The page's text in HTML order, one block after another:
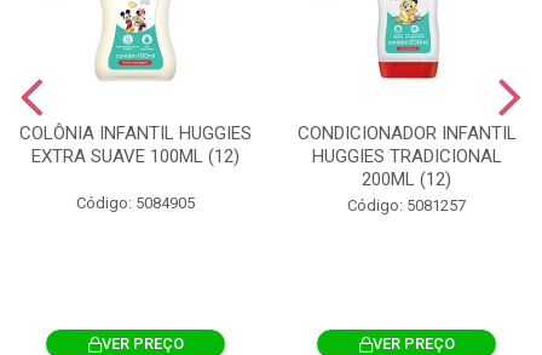
COLÔNIA INFANTIL HUGGIES
EXTRA SUAVE 100ML (12)
Código: 5084905
VER PREÇO
CONDICIONADOR INFANTIL
HUGGIES TRADICIONAL
200ML (12)
Código: 5081257
VER PREÇO